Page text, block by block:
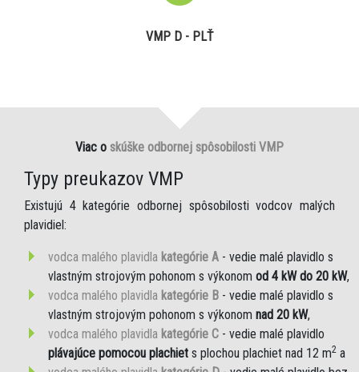
VMP D - PLŤ
Viac o skúške odbornej spôsobilosti VMP
Typy preukazov VMP
Existujú 4 kategórie odbornej spôsobilosti vodcov malých
plavidiel:
vodca malého plavidla kategórie A - vedie malé plavidlo s
vlastným strojovým pohonom s výkonom od 4 kW do 20 kW,
vodca malého plavidla kategórie B - vedie malé plavidlo s
vlastným strojovým pohonom s výkonom nad 20 kW,
vodca malého plavidla kategórie C - vedie malé plavidlo
plávajúce pomocou plachiet s plochou plachiet nad 12 m2 a